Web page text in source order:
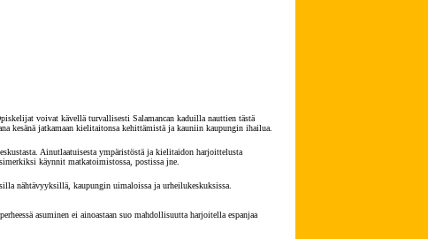
voivat kävellä turvallisesti Salamancan kaduilla nauttien tästä
kesänä jatkamaan kielitaitonsa kehittämistä ja kauniin kaupungin ihailua.
Ainutlaatuisesta ympäristöstä ja kielitaidon harjoittelusta
käynnit matkatoimistossa, postissa jne.
nähtävyyksillä, kaupungin uimaloissa ja urheilukeskuksissa.
asuminen ei ainoastaan suo mahdollisuutta harjoitella espanjaa